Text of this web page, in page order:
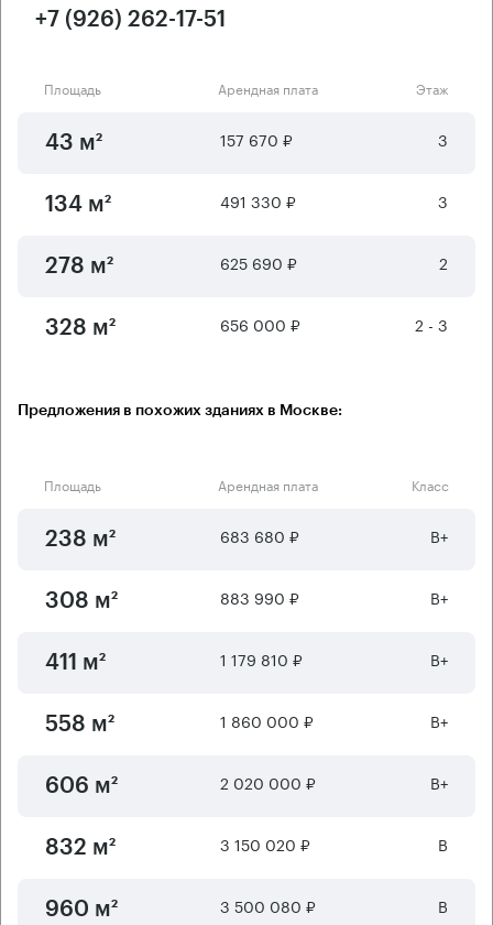
+7 (926) 262-17-51
Площадь Арендная плата Этаж
43 м² 157 670 ₽ 3
134 м² 491 330 ₽ 3
278 м² 625 690 ₽ 2
328 м² 656 000 ₽ 2 - 3
Предложения в похожих зданиях в Москве:
Площадь Арендная плата Класс
238 м² 683 680 ₽ B+
308 м² 883 990 ₽ B+
411 м² 1 179 810 ₽ B+
558 м² 1 860 000 ₽ B+
606 м² 2 020 000 ₽ B+
832 м² 3 150 020 ₽ B
960 м² 3 500 080 ₽ B